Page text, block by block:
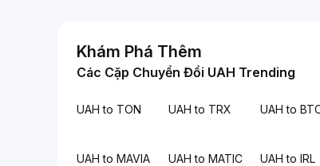
Khám Phá Thêm
Các Cặp Chuyển Đổi UAH Trending
UAH to TON UAH to TRX UAH to
UAH to MAVIA UAH to MATIC UAH to IRL